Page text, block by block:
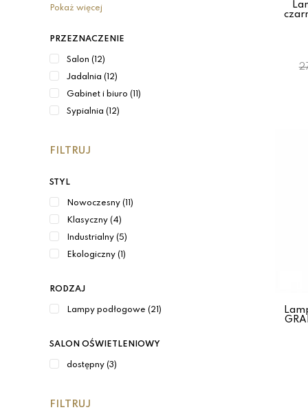
Pokaż więcej
PRZEZNACZENIE
Salon (12)
Jadalnia (12)
Gabinet i biuro (11)
Sypialnia (12)
FILTRUJ
STYL
Nowoczesny (11)
Klasyczny (4)
Industrialny (5)
Ekologiczny (1)
RODZAJ
Lampy podłogowe (21)
SALON OŚWIETLENIOWY
dostępny (3)
FILTRUJ